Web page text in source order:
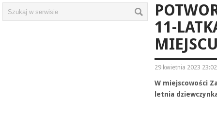
11-
29 kwietnia 2023 23:02
W miejscowości
letnia